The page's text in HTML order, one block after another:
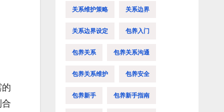
关系维护策略 关系边界
关系边界设定 包养入门
包养关系 包养关系沟通
包养关系维护 包养安全
包养新手 包养新手指南